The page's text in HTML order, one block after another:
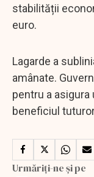
stabilității
euro.
Lagarde a
amânate.
pentru a
beneficiul
Urmăriți-ne și pe